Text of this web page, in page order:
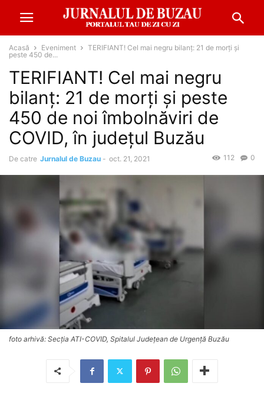
Acasă Eveniment
TERIFIANT! Cel mai negru bilanț: 21 de morți și
peste 450 de...
TERIFIANT! Cel mai negru
bilanț: 21 de morți și peste
450 de noi îmbolnăviri de
COVID, în județul Buzău
De catre Jurnalul de Buzau - oct. 21, 2021 0
112
foto arhivă: Secția ATI-COVID, Spitalul Județean de Urgență Buzău